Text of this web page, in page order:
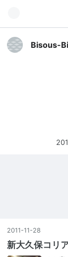
Bisous-
2011 -11 -28
新大久保コリ